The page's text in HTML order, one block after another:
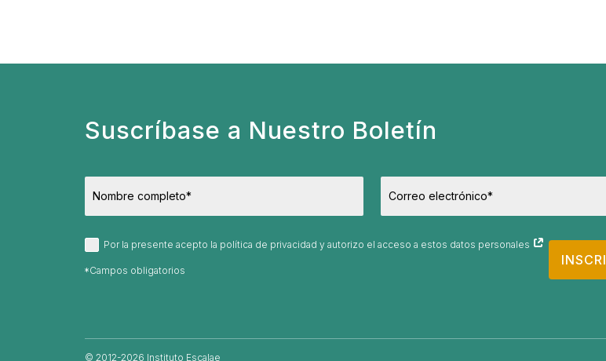
Suscríbase a Nuestro Boletín
Por la presente acepto la política de privacidad y autorizo el acceso a estos datos personales
© 2012-2026 Instituto Escalae